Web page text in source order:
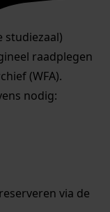
studiezaal)
raadplegen
(WFA).
nodig:
via de